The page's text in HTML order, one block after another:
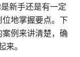
新手还是有一定
地掌握要点。下
例来讲清楚，确
。